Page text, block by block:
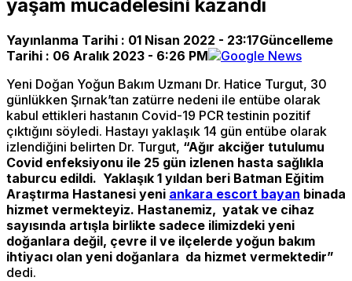
yaşam mücadelesini kazandı
Yayınlanma Tarihi : 01 Nisan 2022 - 23:17Güncelleme
Tarihi : 06 Aralık 2023 - 6:26 PM
Yeni Doğan Yoğun Bakım Uzmanı Dr. Hatice Turgut, 30
günlükken Şırnak’tan zatürre nedeni ile entübe olarak
kabul ettikleri hastanın Covid-19 PCR testinin pozitif
çıktığını söyledi. Hastayı yaklaşık 14 gün entübe olarak
izlendiğini belirten Dr. Turgut, “Ağır akciğer tutulumu
Covid enfeksiyonu ile 25 gün izlenen hasta sağlıkla
taburcu edildi. Yaklaşık 1 yıldan beri Batman Eğitim
Araştırma Hastanesi yeni ankara escort bayan binada
hizmet vermekteyiz. Hastanemiz, yatak ve cihaz
sayısında artışla birlikte sadece ilimizdeki yeni
doğanlara değil, çevre il ve ilçelerde yoğun bakım
ihtiyacı olan yeni doğanlara da hizmet vermektedir”
dedi.